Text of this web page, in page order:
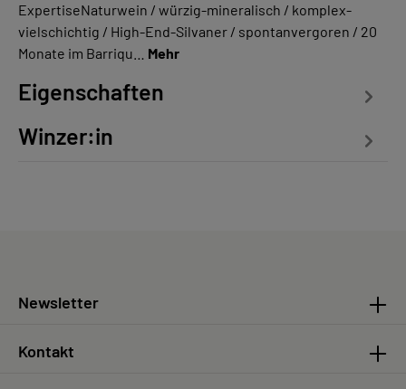
ExpertiseNaturwein / würzig-mineralisch / komplex-
vielschichtig / High-End-Silvaner / spontanvergoren / 20
Monate im Barriqu… Mehr
Eigenschaften
Winzer:in
Newsletter
Kontakt